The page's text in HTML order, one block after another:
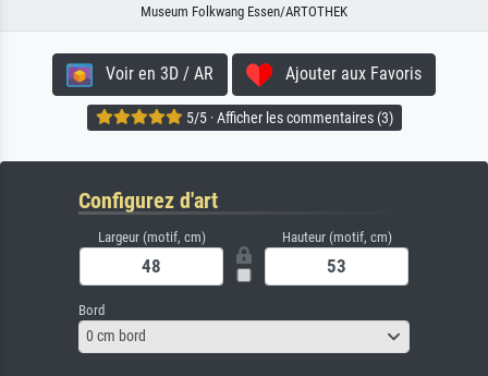
Museum Folkwang Essen/ARTOTHEK
Voir en 3D / AR Ajouter aux Favoris
5/5 · Afficher les commentaires (3)
Configurez d'art
Largeur (motif, cm) Hauteur (motif, cm)
Bord
0 cm bord